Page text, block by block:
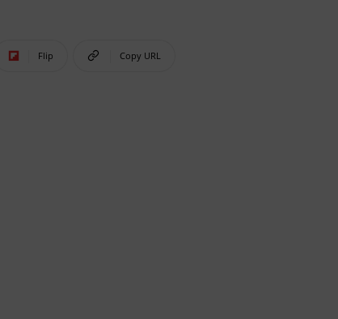
Flip Copy URL